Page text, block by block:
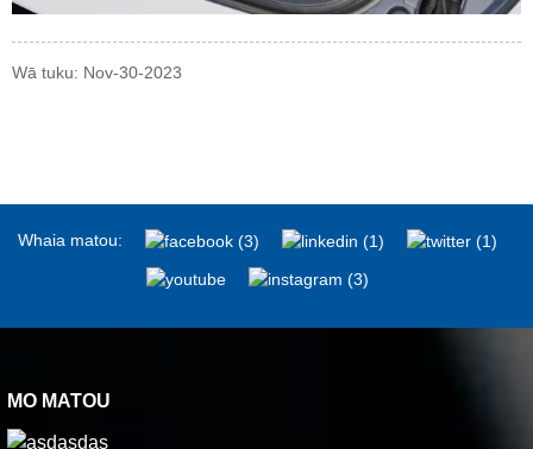
Wā tuku: Nov-30-2023
Whaia matou:
MO MATOU